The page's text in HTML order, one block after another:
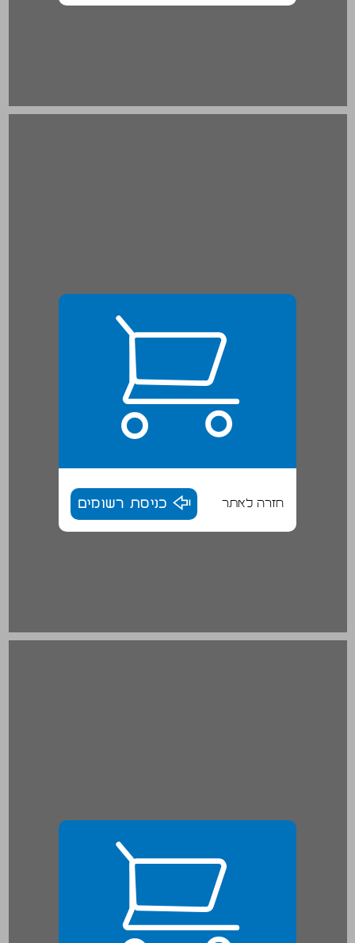
ו. הוויכוח על מקורותיו של תהליך השינויים: מצוקה כלכלית, משבר דמוגרפי או התנהגות האליטה? ... 20
חזרה לאתר כניסת רשומים